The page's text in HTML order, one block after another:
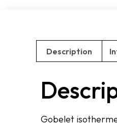
Description
Gobelet